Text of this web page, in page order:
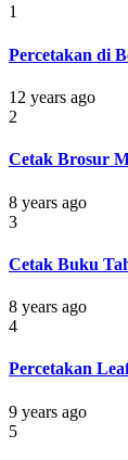
1
Percetakan di
12 years ago
2
Cetak Brosur
8 years ago
3
Cetak Buku
8 years ago
4
Percetakan
9 years ago
5